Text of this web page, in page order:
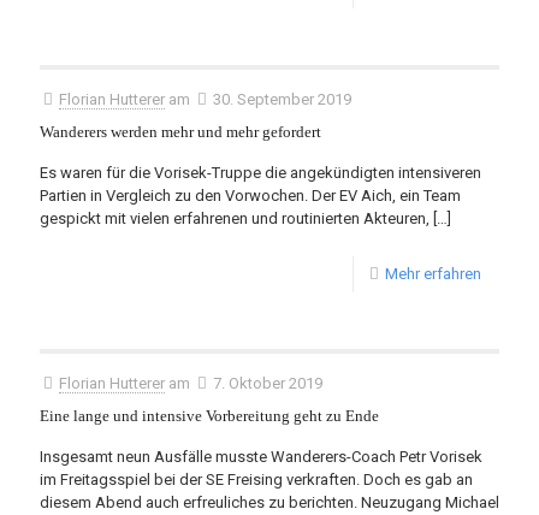
Florian Hutterer am
30. September 2019
Wanderers werden mehr und mehr gefordert
Es waren für die Vorisek-Truppe die angekündigten intensiveren
Partien in Vergleich zu den Vorwochen. Der EV Aich, ein Team
gespickt mit vielen erfahrenen und routinierten Akteuren, […]
Mehr erfahren
Florian Hutterer am
7. Oktober 2019
Eine lange und intensive Vorbereitung geht zu Ende
Insgesamt neun Ausfälle musste Wanderers-Coach Petr Vorisek
im Freitagsspiel bei der SE Freising verkraften. Doch es gab an
diesem Abend auch erfreuliches zu berichten. Neuzugang Michael